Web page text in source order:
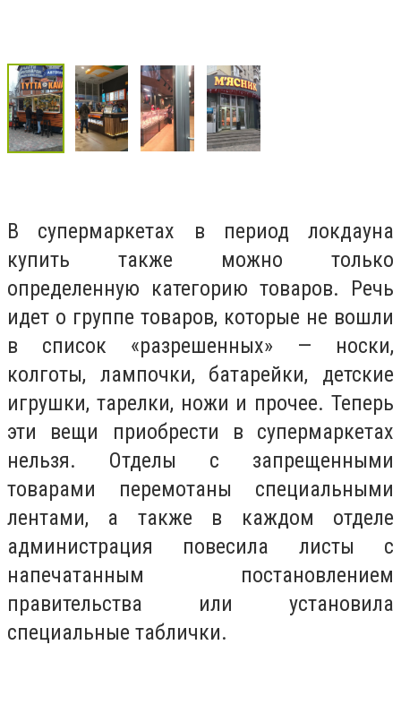
В супермаркетах в период локдауна
купить также можно только
определенную категорию товаров. Речь
идет о группе товаров, которые не вошли
в список «разрешенных» — носки,
колготы, лампочки, батарейки, детские
игрушки, тарелки, ножи и прочее. Теперь
эти вещи приобрести в супермаркетах
нельзя. Отделы с запрещенными
товарами перемотаны специальными
лентами, а также в каждом отделе
администрация повесила листы с
напечатанным постановлением
правительства или установила
специальные таблички.